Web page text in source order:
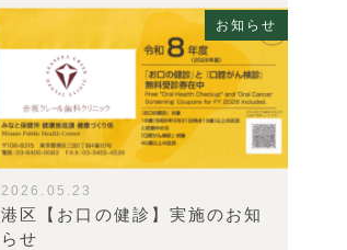
お知らせ
2026.05.23
港区【お口の健診】実施のお知
らせ